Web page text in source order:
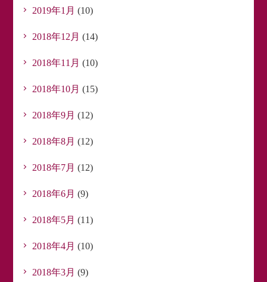
2019年1月 (10)
2018年12月 (14)
2018年11月 (10)
2018年10月 (15)
2018年9月 (12)
2018年8月 (12)
2018年7月 (12)
2018年6月 (9)
2018年5月 (11)
2018年4月 (10)
2018年3月 (9)